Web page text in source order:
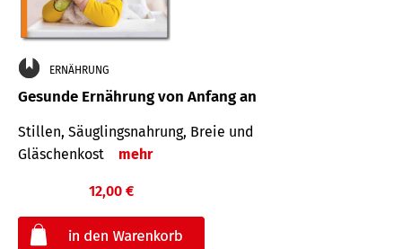
ERNÄHRUNG
Gesunde Ernährung von Anfang an
Stillen, Säuglingsnahrung, Breie und
Gläschenkost
mehr
12,00 €